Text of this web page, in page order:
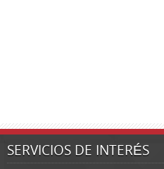
SERVICIOS DE INTERÉS